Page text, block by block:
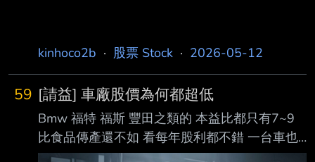
kinhoco2b · 股票 Stock · 2026-05-12
59 [請益] 車廠股價為何都超低
Bmw 福特 福斯 豐田之類的 本益比都只有7~9
比食品傳產還不如 看每年股利都不錯 一台車也
幾百萬在賣 為何車廠估值都不高？ ----- --